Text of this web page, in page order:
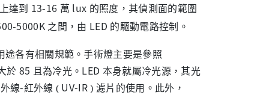
達到 13-16 萬 lux 的照度，其偵測面的範圍
5000K 之間，由 LED 的驅動電路控制。
各有相關規範。手術燈主要是參照
85 且為冷光。LED 本身就屬冷光源，其光
線-紅外線 ( UV-IR ) 濾片的使用。此外，